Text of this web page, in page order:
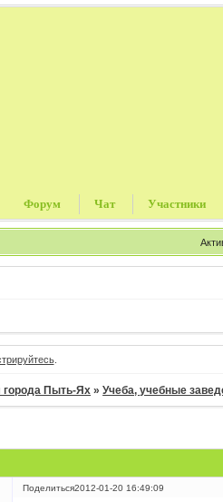
Форум Чат Участники
.
Пыть-Ях »Учеба, учебные
Поделиться2012-01-20 16:49:09